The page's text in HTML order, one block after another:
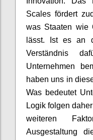
Scales fördert
was Staaten wie
lässt. Ist es an
Verständnis
Unternehmen
haben uns in
Was bedeutet
Logik folgen
weiteren
Ausgestaltung